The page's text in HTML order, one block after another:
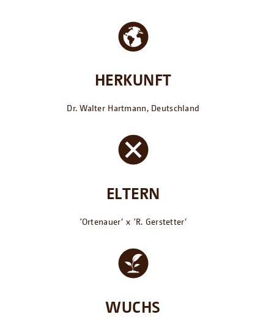
HERKUNFT
Dr. Walter Hartmann, Deutschland
ELTERN
՚Ortenauer‘ x ՚R. Gerstetter‘
WUCHS